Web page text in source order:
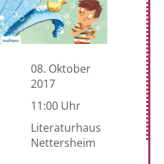
08. Oktober
2017
11:00 Uhr
Literaturhaus
Nettersheim